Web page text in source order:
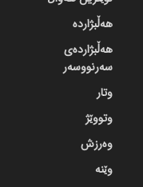
هەڵبژاردە
هەڵبژاردەی
سەرنووسەر
وتار
وتووێژ
وەرزش
وێنە